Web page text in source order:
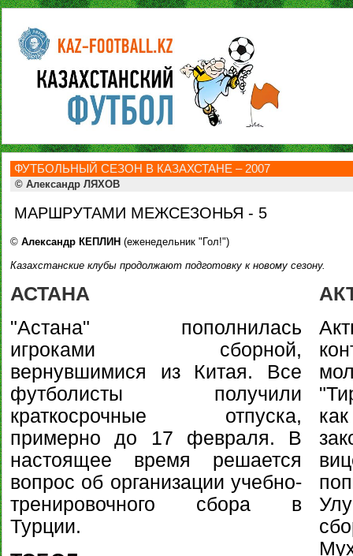
ФУТБОЛЬНЫЙ СЕЗОН В КАЗАХСТАНЕ – 2007
© Александр ЛЯХОВ
МАРШРУТАМИ МЕЖСЕЗОНЬЯ - 5
© Александр КЕПЛИН (еженедельник "Гол!")
Казахстанские клубы продолжают подготовку к новому сезону.
АСТАНА
"Астана" пополнилась
игроками сборной,
вернувшимися из Китая. Все
футболисты получили
краткосрочные отпуска,
примерно до 17 февраля. В
настоящее время решается
вопрос об организации учебно-
тренировочного сбора в
Турции.